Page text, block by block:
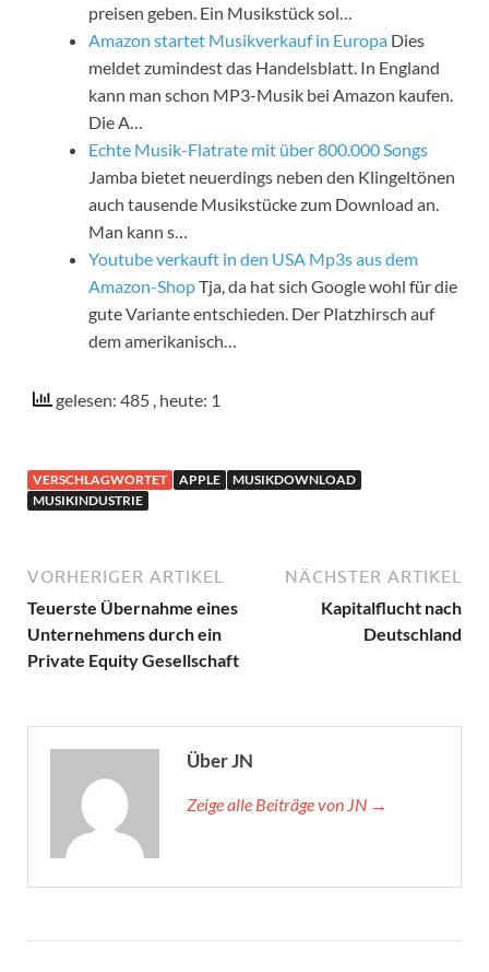
preisen geben. Ein Musikstück sol…
Amazon startet Musikverkauf in Europa Dies
meldet zumindest das Handelsblatt. In England
kann man schon MP3-Musik bei Amazon kaufen.
Die A…
Echte Musik-Flatrate mit über 800.000 Songs
Jamba bietet neuerdings neben den Klingeltönen
auch tausende Musikstücke zum Download an.
Man kann s…
Youtube verkauft in den USA Mp3s aus dem
Amazon-ShopTja, da hat sich Google wohl für die
gute Variante entschieden. Der Platzhirsch auf
dem amerikanisch…
gelesen: 485 , heute: 1
VERSCHLAGWORTET APPLE
MUSIKDOWNLOAD
MUSIKINDUSTRIE
VORHERIGER ARTIKEL
Teuerste Übernahme eines
Unternehmens durch ein
Private Equity Gesellschaft
NÄCHSTER ARTIKEL
Kapitalflucht nach
Deutschland
Über JN
Zeige alle Beiträge von JN →